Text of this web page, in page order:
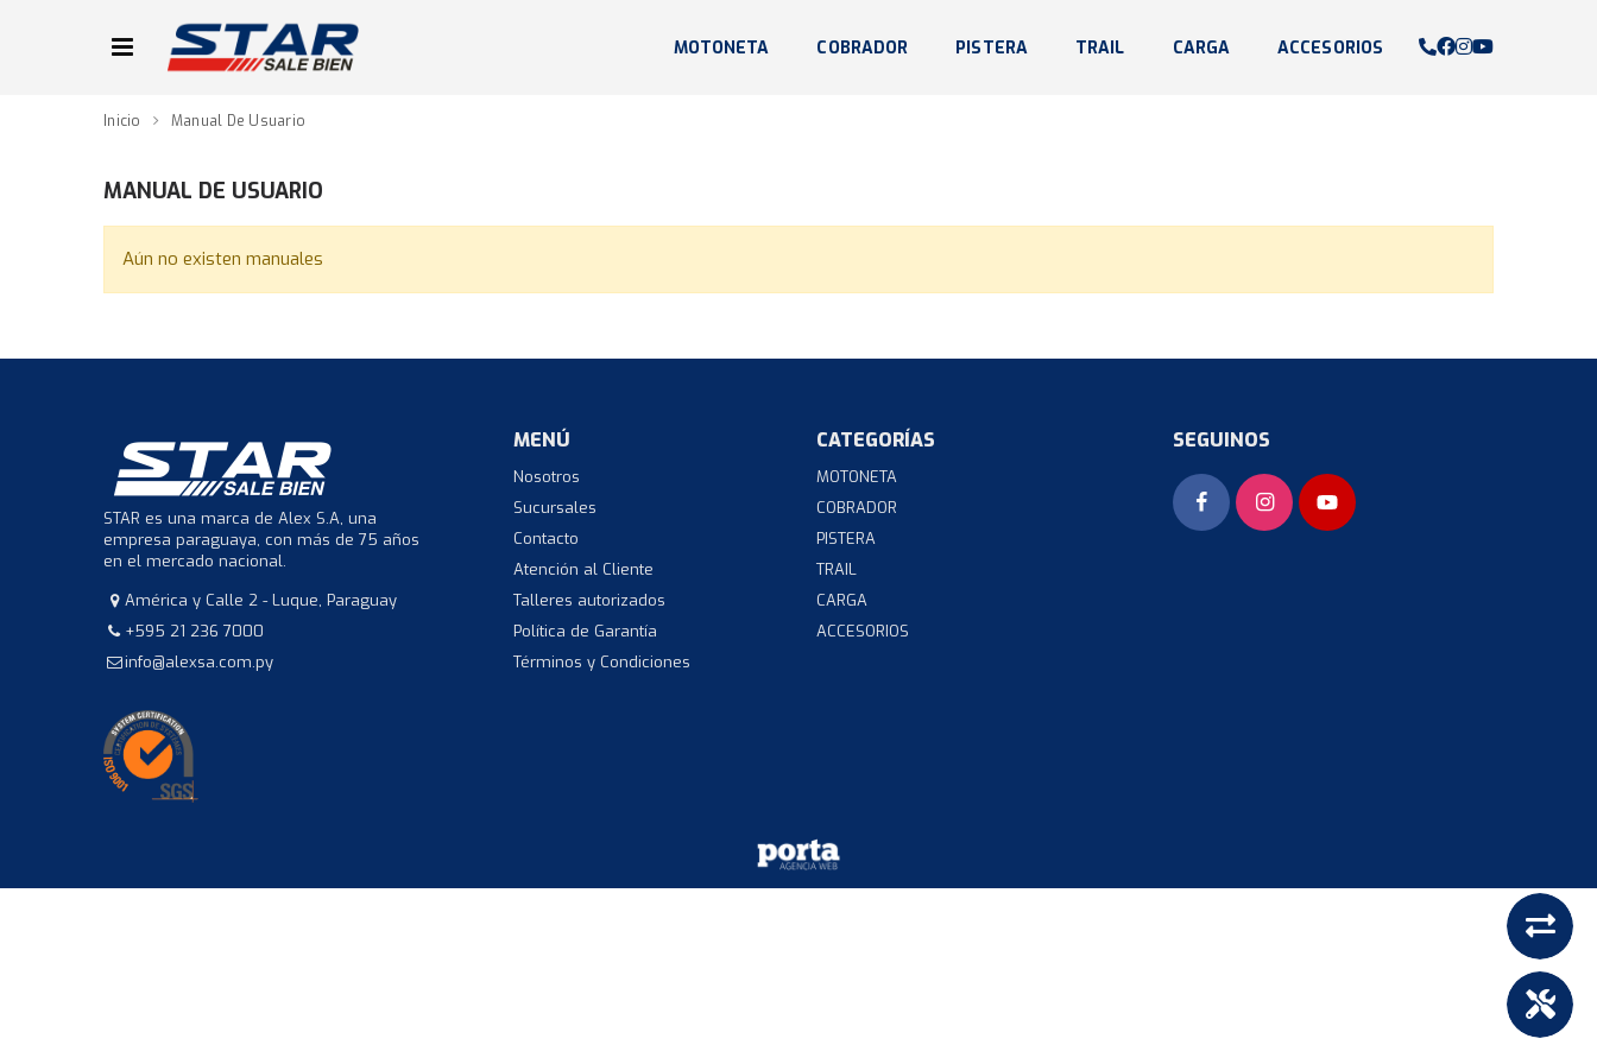
MOTONETA COBRADOR PISTERA TRAIL CARGA ACCESORIOS
Inicio Manual De Usuario
MANUAL DE USUARIO
Aún no existen manuales
STAR es una marca de Alex S.A, una
empresa paraguaya, con más de 75 años
en el mercado nacional.
América y Calle 2 - Luque, Paraguay
+595 21 236 7000
info@alexsa.com.py
MENÚ
Nosotros
Sucursales
Contacto
Atención al Cliente
Talleres autorizados
Política de Garantía
Términos y Condiciones
CATEGORÍAS
MOTONETA
COBRADOR
PISTERA
TRAIL
CARGA
ACCESORIOS
SEGUINOS